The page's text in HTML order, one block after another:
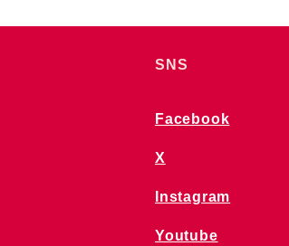
SNS
Facebook
X
Instagram
Youtube